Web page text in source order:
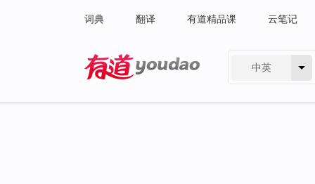
词典 翻译 有道精品课 云笔记
中英